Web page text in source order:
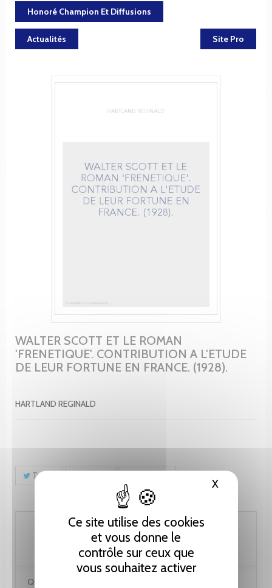
Ce site utilise des cookies
et vous donne le
contrôle sur ceux que
vous souhaitez activer
XMasquer
Honoré Champion Et Diffusions
Actualités Site Pro
WALTER SCOTT ET LE ROMAN
'FRENETIQUE'. CONTRIBUTION A L'ETUDE
DE LEUR FORTUNE EN FRANCE. (1928).
HARTLAND REGINALD
Tweet
61.55 CHF
Quantité :